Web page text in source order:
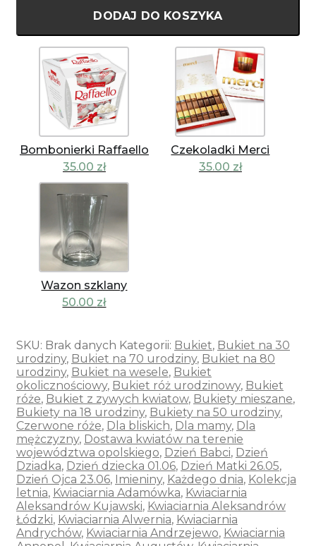
DODAJ DO KOSZYKA
Bombonierki Raffaello
35.00 zł
Czekoladki Merci
35.00 zł
Wazon szklany
50.00 zł
SKU: Brak danych Kategorii: Bukiet, Bukiet na 30
urodziny, Bukiet na 70 urodziny, Bukiet na 80
urodziny, Bukiet na wesele, Bukiet
okolicznościowy, Bukiet róż urodzinowy, Bukiet
róże, Bukiet z zywych kwiatow, Bukiety mieszane,
Bukiety na 18 urodziny, Bukiety na 50 urodziny,
Czerwone róże, Dla bliskich, Dla mamy, Dla
mężczyzny, Dostawa kwiatów na terenie
województwa opolskiego, Dzień Babci, Dzień
Dziadka, Dzień dziecka 01.06, Dzień Matki 26.05,
Dzień Ojca 23.06, Imieniny, Każdego dnia, Kolekcja
letnia, Kwiaciarnia Adamówka, Kwiaciarnia
Aleksandrów Kujawski, Kwiaciarnia Aleksandrów
Łódzki, Kwiaciarnia Alwernia, Kwiaciarnia
Andrychów, Kwiaciarnia Andrzejewo, Kwiaciarnia